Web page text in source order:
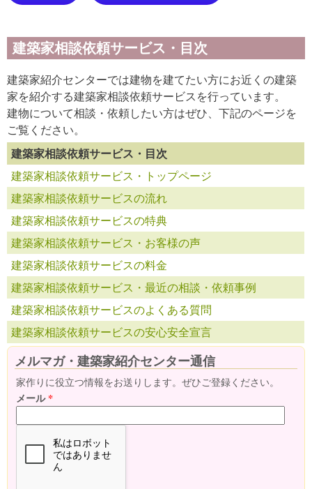
建築家相談依頼サービス・目次
建築家紹介センターでは建物を建てたい方にお近くの建築
家を紹介する建築家相談依頼サービスを行っています。
建物について相談・依頼したい方はぜひ、下記のページを
ご覧ください。
建築家相談依頼サービス・目次
建築家相談依頼サービス・トップページ
建築家相談依頼サービスの流れ
建築家相談依頼サービスの特典
建築家相談依頼サービス・お客様の声
建築家相談依頼サービスの料金
建築家相談依頼サービス・最近の相談・依頼事例
建築家相談依頼サービスのよくある質問
建築家相談依頼サービスの安心安全宣言
メルマガ・建築家紹介センター通信
家作りに役立つ情報をお送りします。ぜひご登録ください。
メール*